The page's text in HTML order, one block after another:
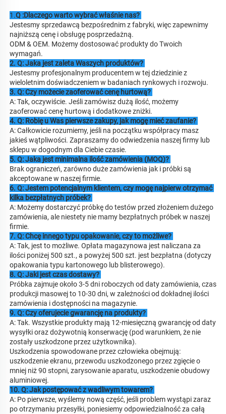
1.Q :Dlaczego warto wybrać właśnie nas?
Jestesmy sprzedawcą bezpośrednim z fabryki, więc zapewnimy
najniższą cenę i obsługę posprzedażną.
ODM & OEM. Możemy dostosować produkty do Twoich
wymagań.
2. Q: Jaka jest zaleta Waszych produktów?
Jestesmy profesjonalnym producentem w tej dziedzinie z
wieloletnim doświadczeniem w badaniach rynkowych i rozwoju.
3. Q: Czy możecie zaoferować cenę hurtową?
A: Tak, oczywiście. Jeśli zamówisz dużą ilość, możemy
zaoferować cenę hurtową i dodatkowe zniżki.
4. Q: Robię u Was pierwsze zakupy, jak mogę mieć zaufanie?
A: Całkowicie rozumiemy, jeśli na początku współpracy masz
jakieś wątpliwości. Zapraszamy do odwiedzenia naszej firmy lub
sklepu w dogodnym dla Ciebie czasie.
5. Q: Jaka jest minimalna ilość zamówienia (MOQ)?
Brak ograniczeń, zarówno duże zamówienia jak i próbki są
akceptowane w naszej firmie.
6. Q: Jestem potencjalnym klientem, czy mogę najpierw otrzymać
kilka bezpłatnych próbek?
A: Możemy dostarczyć próbkę do testów przed złożeniem dużego
zamówienia, ale niestety nie mamy bezpłatnych próbek w naszej
firmie.
7. Q: Chcę innego typu opakowanie, czy to możliwe?
A: Tak, jest to możliwe. Opłata magazynowa jest naliczana za
ilości poniżej 500 szt., a powyżej 500 szt. jest bezpłatna (dotyczy
opakowania typu kartonowego lub blisterowego).
8. Q: Jaki jest czas dostawy?
Próbka zajmuje około 3-5 dni roboczych od daty zamówienia, czas
produkcji masowej to 10-30 dni, w zależności od dokładnej ilości
zamówienia i dostępności na magazynie.
9. Q: Czy oferujecie gwarancję na produkty?
A: Tak. Wszystkie produkty mają 12-miesięczną gwarancję od daty
wysyłki oraz dożywotnią konserwację (pod warunkiem, że nie
zostały uszkodzone przez użytkownika).
Uszkodzenia spowodowane przez człowieka obejmują:
uszkodzenie ekranu, przewodu uszkodzonego przez zgięcie o
mniej niż 90 stopni, zarysowanie aparatu, uszkodzenie obudowy
aluminiowej.
10. Q: Jak postępować z wadliwym towarem?
A: Po pierwsze, wyślemy nową część, jeśli problem wystąpi zaraz
po otrzymaniu przesyłki, poniesiemy odpowiedzialność za całą